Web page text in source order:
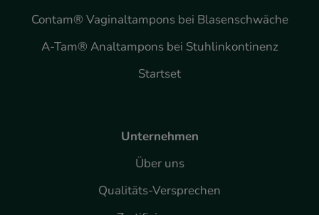
Contam® Vaginaltampons bei Blasenschwäche
A-Tam® Analtampons bei Stuhlinkontinenz
Startset
Unternehmen
Über uns
Qualitäts-Versprechen